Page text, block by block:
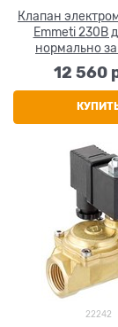
Клапан
Emmeti 230В
нормально
(открытие по
12 560
22242